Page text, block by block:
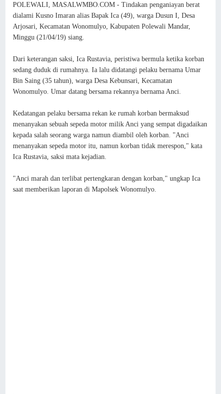
POLEWALI, MASALWMBO.COM - Tindakan penganiayan berat
dialami Kusno Imaran alias Bapak Ica (49), warga Dusun I, Desa
Arjosari, Kecamatan Wonomulyo, Kabupaten Polewali Mandar,
Minggu (21/04/19) siang.
Dari keterangan saksi, Ica Rustavia, peristiwa bermula ketika korban
sedang duduk di rumahnya. Ia lalu didatangi pelaku bernama Umar
Bin Saing (35 tahun), warga Desa Kebunsari, Kecamatan
Wonomulyo. Umar datang bersama rekannya bernama Anci.
Kedatangan pelaku bersama rekan ke rumah korban bermaksud
menanyakan sebuah sepeda motor milik Anci yang sempat digadaikan
kepada salah seorang warga namun diambil oleh korban. "Anci
menanyakan sepeda motor itu, namun korban tidak merespon," kata
Ica Rustavia, saksi mata kejadian.
"Anci marah dan terlibat pertengkaran dengan korban," ungkap Ica
saat memberikan laporan di Mapolsek Wonomulyo.